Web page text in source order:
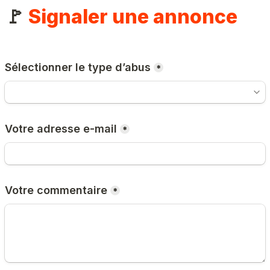
🚩 Signaler une annonce
Sélectionner le type d’abus *
Votre adresse e-mail *
Votre commentaire *